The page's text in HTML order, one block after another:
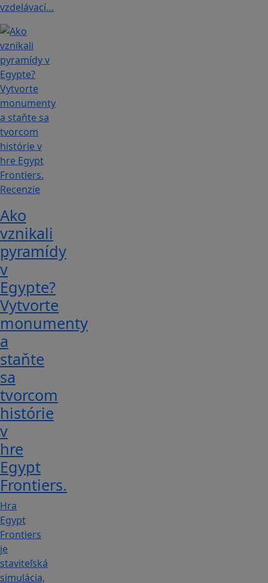
vzdelávací…
Recenzie
Ako
vznikali
pyramídy
v
Egypte?
Vytvorte
monumenty
a
staňte
sa
tvorcom
histórie
v
hre
Egypt
Frontiers.
Hra
Egypt
Frontiers
je
staviteľská
simulácia,